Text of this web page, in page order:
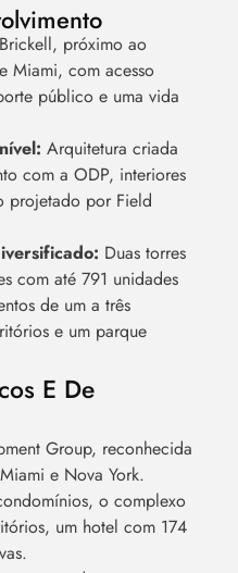
próximo ao
Miami, com acesso
público e uma vida
Arquitetura criada
com a ODP, interiores
projetado por Field
Duas torres
com até 791 unidades
de um a três
e um parque
E De
Group, reconhecida
e Nova York.
o complexo
um hotel com 174